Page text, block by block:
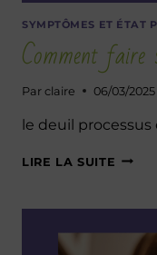
SYMPTÔMES ET ÉTAT
Comment
Par claire 06/03/2025
le deuil
LIRE LA SUITE
DEUIL